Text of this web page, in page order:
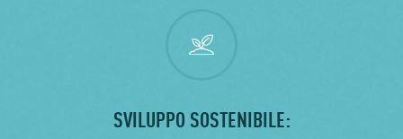
SVILUPPO SOSTENIBILE: